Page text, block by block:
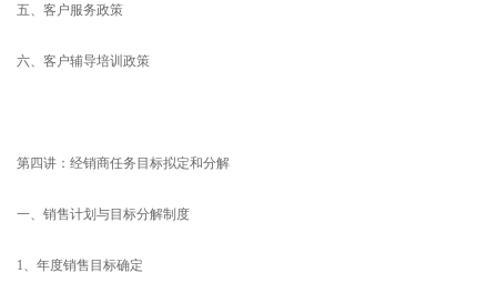
五、客户服务政策
六、客户辅导培训政策
第四讲：经销商任务目标拟定和分解
一、销售计划与目标分解制度
1、年度销售目标确定